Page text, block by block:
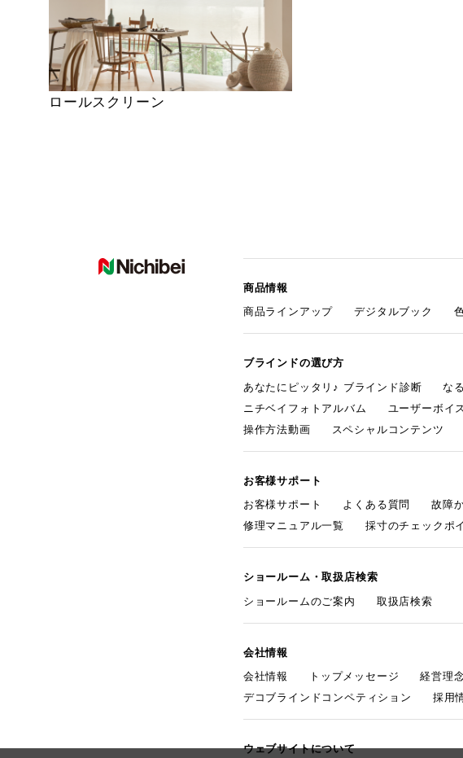
ロールスクリーン
商品情報
商品ラインアップ
デジタルブック
ブラインドの選び方
あなたにピッタリ♪ ブラインド診断
な
ニチベイフォトアルバム
ユーザーボイス
操作方法動画
スペシャルコンテンツ
お客様サポート
お客様サポート
よくある質問 故障
修理マニュアル一覧
採寸のチェックポ
ショールーム・取扱店検索
ショールームのご案内
取扱店検索
会社情報
会社情報
トップメッセージ 経営理
デコブラインドコンペティション
採用
ウェブサイトについて